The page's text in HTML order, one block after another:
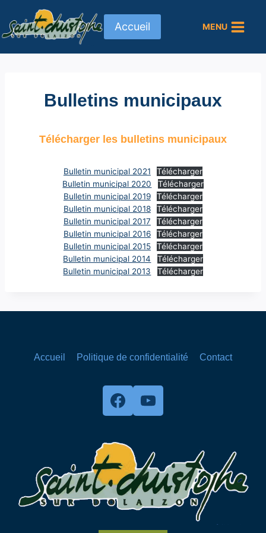
au
contenu
Accueil MENU
Bulletins municipaux
Télécharger les bulletins municipaux
Bulletin municipal 2021
Télécharger
Bulletin municipal 2020
Télécharger
Bulletin municipal 2019
Télécharger
Bulletin municipal 2018
Télécharger
Bulletin municipal 2017
Télécharger
Bulletin municipal 2016
Télécharger
Bulletin municipal 2015
Télécharger
Bulletin municipal 2014
Télécharger
Bulletin municipal 2013
Télécharger
Accueil Politique de confidentialité Contact